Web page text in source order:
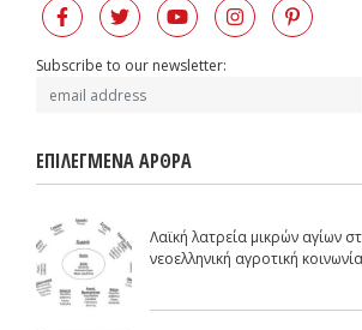
Subscribe to our newsletter:
ΕΠΙΛΕΓΜΕΝΑ ΑΡΘΡΑ
Λαϊκή λατρεία μικρών αγίων
νεοελληνική αγροτική κοινωνία